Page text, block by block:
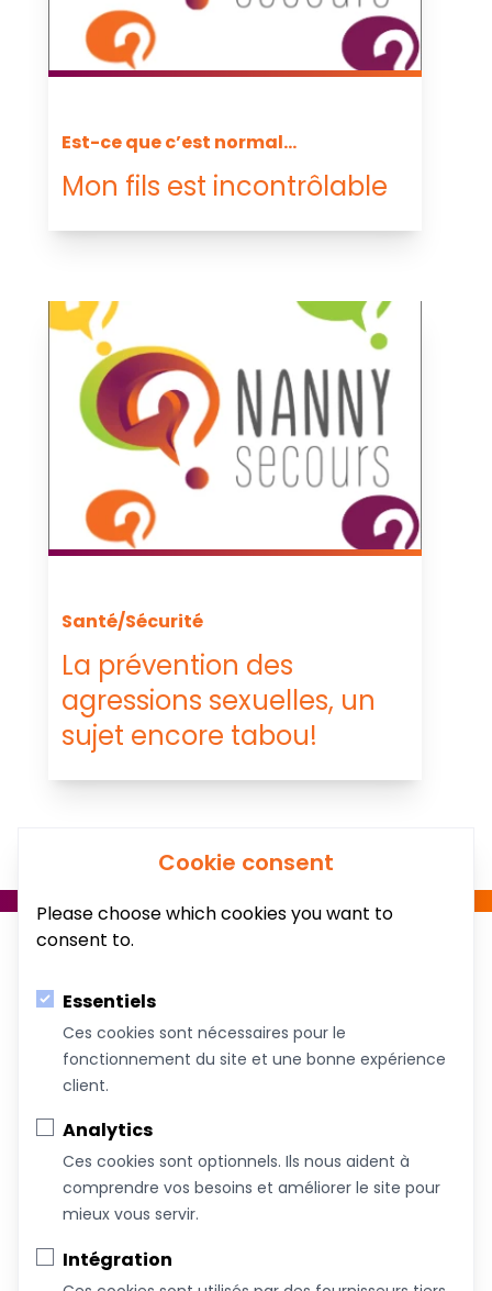
Est-ce que c’est normal...
Mon fils est incontrôlable
Santé/Sécurité
La prévention des
agressions sexuelles, un
sujet encore tabou!
Au service du bien-être de votre famille!
Coachs &
Intervenants
ateliers et
formations
Cookie consent
Please choose which cookies you want to
consent to.
Essentiels
Ces cookies sont nécessaires pour le
fonctionnement du site et une bonne expérience
client.
Analytics
Ces cookies sont optionnels. Ils nous aident à
comprendre vos besoins et améliorer le site pour
mieux vous servir.
Intégration